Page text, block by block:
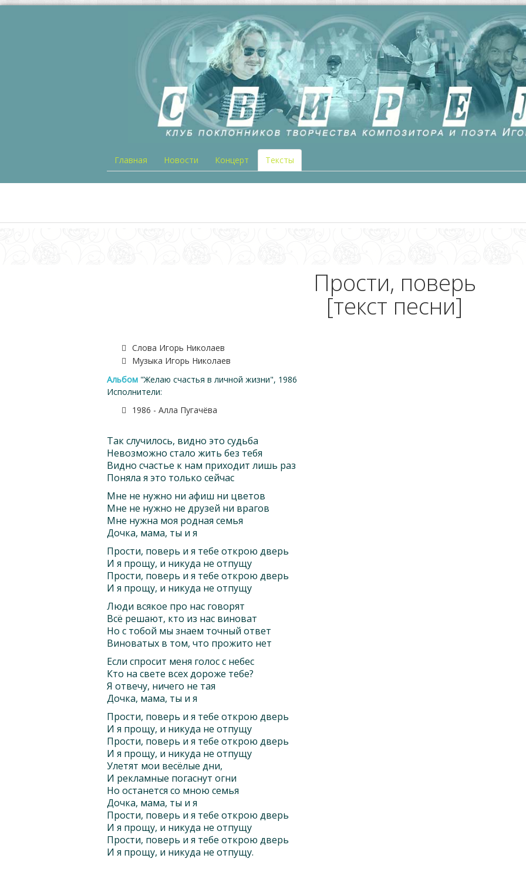
Главная Новости Концерт Тексты
Прости, поверь
[текст песни]
Слова Игорь Николаев
Музыка Игорь Николаев
Альбом "Желаю счастья в личной жизни", 1986
Исполнители:
1986 - Алла Пугачёва
Так случилось, видно это судьба
Невозможно стало жить без тебя
Видно счастье к нам приходит лишь раз
Поняла я это только сейчас
Мне не нужно ни афиш ни цветов
Мне не нужно не друзей ни врагов
Мне нужна моя родная семья
Дочка, мама, ты и я
Прости, поверь и я тебе открою дверь
И я прощу, и никуда не отпущу
Прости, поверь и я тебе открою дверь
И я прощу, и никуда не отпущу
Люди всякое про нас говорят
Всё решают, кто из нас виноват
Но с тобой мы знаем точный ответ
Виноватых в том, что прожито нет
Если спросит меня голос с небес
Кто на свете всех дороже тебе?
Я отвечу, ничего не тая
Дочка, мама, ты и я
Прости, поверь и я тебе открою дверь
И я прощу, и никуда не отпущу
Прости, поверь и я тебе открою дверь
И я прощу, и никуда не отпущу
Улетят мои весёлые дни,
И рекламные погаснут огни
Но останется со мною семья
Дочка, мама, ты и я
Прости, поверь и я тебе открою дверь
И я прощу, и никуда не отпущу
Прости, поверь и я тебе открою дверь
И я прощу, и никуда не отпущу.